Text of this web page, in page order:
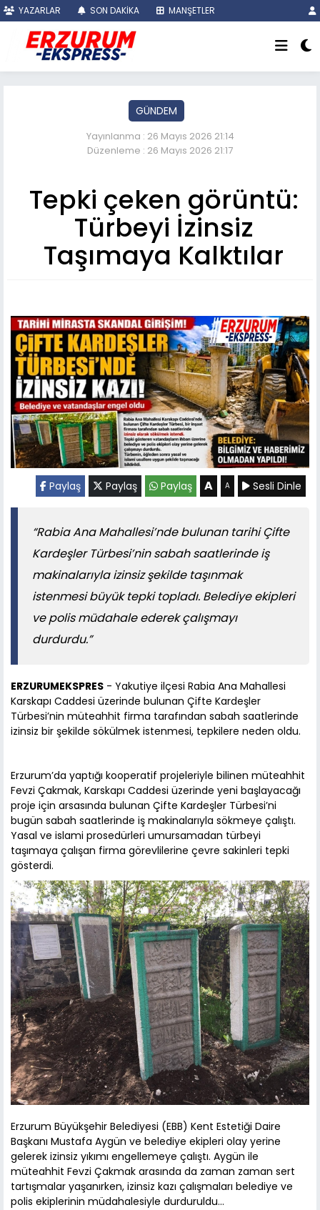
YAZARLAR SON DAKİKA MANŞETLER
GÜNDEM
Yayınlanma : 26 Mayıs 2026 21:14
Düzenleme : 26 Mayıs 2026 21:17
Tepki çeken görüntü:
Türbeyi İzinsiz
Taşımaya Kalktılar
Paylaş Paylaş Paylaş A A Sesli Dinle
“Rabia Ana Mahallesi’nde bulunan tarihi Çifte
Kardeşler Türbesi’nin sabah saatlerinde iş
makinalarıyla izinsiz şekilde taşınmak
istenmesi büyük tepki topladı. Belediye ekipleri
ve polis müdahale ederek çalışmayı
durdurdu.”
ERZURUMEKSPRES - Yakutiye ilçesi Rabia Ana Mahallesi
Karskapı Caddesi üzerinde bulunan Çifte Kardeşler
Türbesi’nin müteahhit firma tarafından sabah saatlerinde
izinsiz bir şekilde sökülmek istenmesi, tepkilere neden oldu.
Erzurum’da yaptığı kooperatif projeleriyle bilinen müteahhit
Fevzi Çakmak, Karskapı Caddesi üzerinde yeni başlayacağı
proje için arsasında bulunan Çifte Kardeşler Türbesi’ni
bugün sabah saatlerinde iş makinalarıyla sökmeye çalıştı.
Yasal ve islami prosedürleri umursamadan türbeyi
taşımaya çalışan firma görevlilerine çevre sakinleri tepki
gösterdi.
Erzurum Büyükşehir Belediyesi (EBB) Kent Estetiği Daire
Başkanı Mustafa Aygün ve belediye ekipleri olay yerine
gelerek izinsiz yıkımı engellemeye çalıştı. Aygün ile
müteahhit Fevzi Çakmak arasında da zaman zaman sert
tartışmalar yaşanırken, izinsiz kazı çalışmaları belediye ve
polis ekiplerinin müdahalesiyle durduruldu…